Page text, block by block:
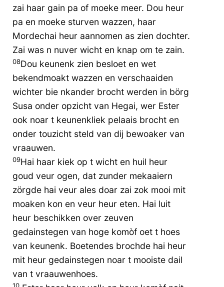
zai haar gain pa of moeke meer. Dou heur
pa en moeke sturven wazzen, haar
Mordechai heur aannomen as zien dochter.
Zai was n nuver wicht en knap om te zain.
08Dou keunenk zien besloet en wet
bekendmoakt wazzen en verschaaiden
wichter bie nkander brocht werden in börg
Susa onder opzicht van Hegai, wer Ester
ook noar t keunenkliek pelaais brocht en
onder touzicht steld van dij bewoaker van
vraauwen.
09Hai haar kiek op t wicht en huil heur
goud veur ogen, dat zunder mekaaiern
zörgde hai veur ales doar zai zok mooi mit
moaken kon en veur heur eten. Hai luit
heur beschikken over zeuven
gedainstegen van hoge komòf oet t hoes
van keunenk. Boetendes brochde hai heur
mit heur gedainstegen noar t mooiste dail
van t vraauwenhoes.
10